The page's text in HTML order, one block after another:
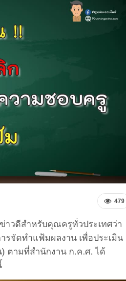
479
าวดีสำหรับคุณครูทั่วประเทศว่า
รจัดทำแฟ้มผลงาน เพื่อประเมิน
) ตามที่สำนักงาน ก.ค.ศ. ได้